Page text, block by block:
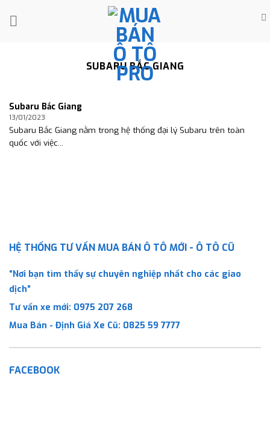
SUBARU BẮC GIANG
Subaru Bắc Giang
13/01/2023
Subaru Bắc Giang nằm trong hệ thống đại lý Subaru trên toàn
quốc với việc...
HỆ THỐNG TƯ VẤN MUA BÁN Ô TÔ MỚI - Ô TÔ CŨ
“Nơi bạn tìm thấy sự chuyên nghiệp nhất cho các giao
dịch”
Tư vấn xe mới: 0975 207 268
Mua Bán - Định Giá Xe Cũ: 0825 59 7777
FACEBOOK